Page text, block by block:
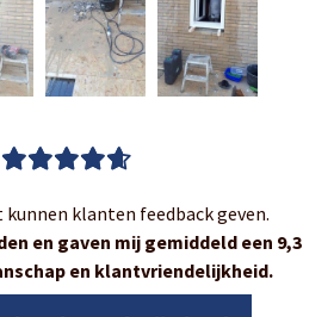
kunnen klanten feedback geven.
en gaven mij gemiddeld een 9,3
en klantvriendelijkheid.